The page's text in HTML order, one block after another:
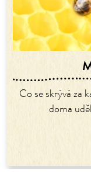
Co se skrývá za
doma